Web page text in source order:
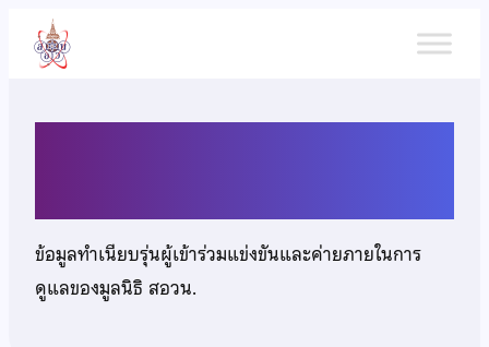
เนื้อหา
ข้อมูลทำเนียบรุ่นผู้เข้าร่วมแข่งขันและค่ายภายในการ
ดูแลของมูลนิธิ สอวน.